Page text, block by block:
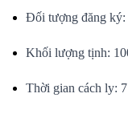
Đối tượng đăng ký:
Khối lượng tịnh:
Thời gian cách ly: